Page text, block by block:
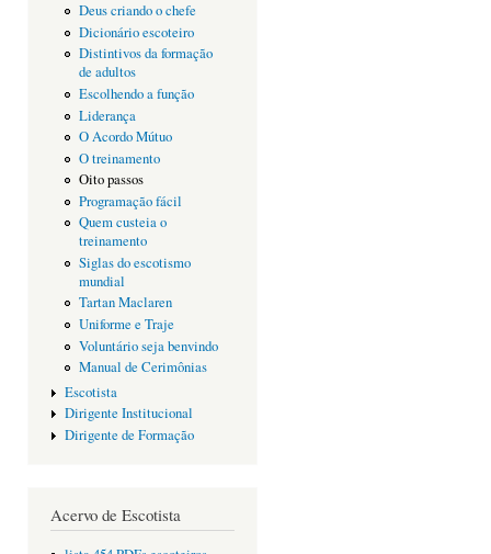
Deus criando o chefe
Dicionário escoteiro
Distintivos da formação
de adultos
Escolhendo a função
Liderança
O Acordo Mútuo
O treinamento
Oito passos
Programação fácil
Quem custeia o
treinamento
Siglas do escotismo
mundial
Tartan Maclaren
Uniforme e Traje
Voluntário seja benvindo
Manual de Cerimônias
Escotista
Dirigente Institucional
Dirigente de Formação
Acervo de Escotista